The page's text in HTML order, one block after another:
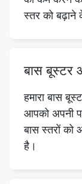
बास बूस्टर
आपको अपनी
बास स्तरों को
है।
प्रश्न:गेन